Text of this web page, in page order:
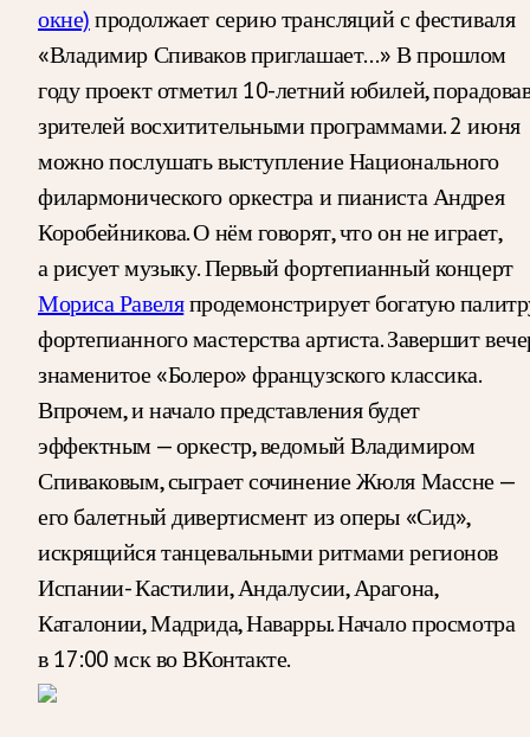
окне)продолжает серию трансляций с фестиваля
«Владимир Спиваков приглашает…» В прошлом
году проект отметил 10-летний юбилей,
зрителей восхитительными программами. 2 июня
можно послушать выступление Национального
филармонического оркестра и пианиста Андрея
Коробейникова. О нём говорят, что он не играет,
а рисует музыку. Первый фортепианный концерт
Мориса Равеляпродемонстрирует богатую
фортепианного мастерства артиста. Завершит
знаменитое «Болеро» французского классика.
Впрочем, и начало представления будет
эффектным — оркестр, ведомый Владимиром
Спиваковым, сыграет сочинение Жюля Массне —
его балетный дивертисмент из оперы «Сид»,
искрящийся танцевальными ритмами регионов
Испании- Кастилии, Андалусии, Арагона,
Каталонии, Мадрида, Наварры. Начало просмотра
в 17:00 мск во ВКонтакте.